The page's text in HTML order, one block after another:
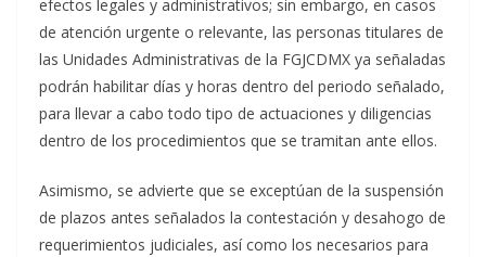
efectos legales y administrativos; sin embargo, en casos
de atención urgente o relevante, las personas titulares de
las Unidades Administrativas de la FGJCDMX ya señaladas
podrán habilitar días y horas dentro del periodo señalado,
para llevar a cabo todo tipo de actuaciones y diligencias
dentro de los procedimientos que se tramitan ante ellos.
Asimismo, se advierte que se exceptúan de la suspensión
de plazos antes señalados la contestación y desahogo de
requerimientos judiciales, así como los necesarios para